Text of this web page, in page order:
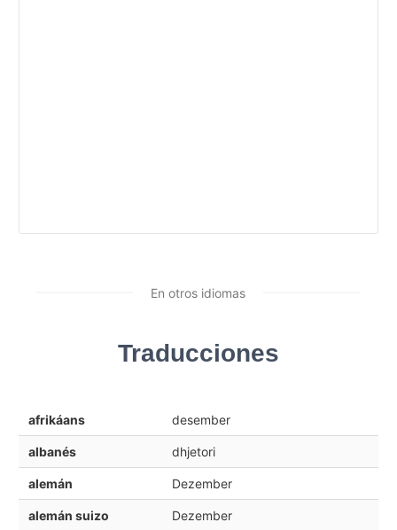
En otros idiomas
Traducciones
afrikáans desember
albanés dhjetori
alemán Dezember
alemán suizo Dezember